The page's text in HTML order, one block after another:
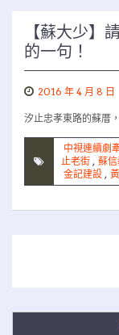
【蘇大少】
的一句！
2016 年 4 月 8 日
汐止忠孝東路的蘇厝
中視連續劇
止老街 , 蘇
金記建設 ,